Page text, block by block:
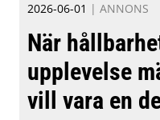
2026-06-01 | ANNONS
När
upplevelse
vill vara en